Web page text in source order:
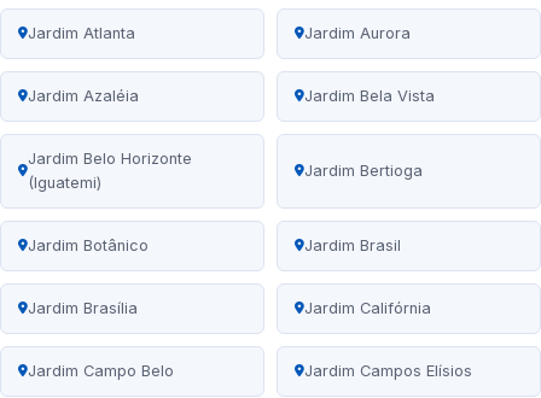
Jardim Atlanta Jardim Aurora
Jardim Azaléia Jardim Bela Vista
Jardim Belo Horizonte
(Iguatemi)
Jardim Bertioga
Jardim Botânico Jardim Brasil
Jardim Brasília Jardim Califórnia
Jardim Campo Belo Jardim Campos Elísios